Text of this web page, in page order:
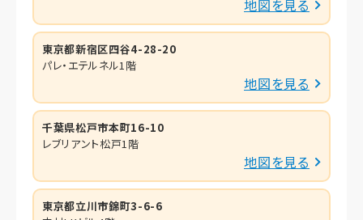
地図を見る
東京都新宿区四谷4-28-20
パレ・エテルネル1階
地図を見る
千葉県松戸市本町16-10
レブリアント松戸1階
地図を見る
東京都立川市錦町3-6-6